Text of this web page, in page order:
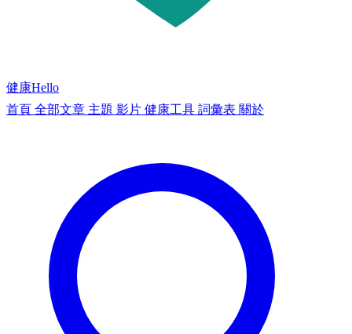
健康Hello
首頁 全部文章 主題 影片 健康工具 詞彙表 關於